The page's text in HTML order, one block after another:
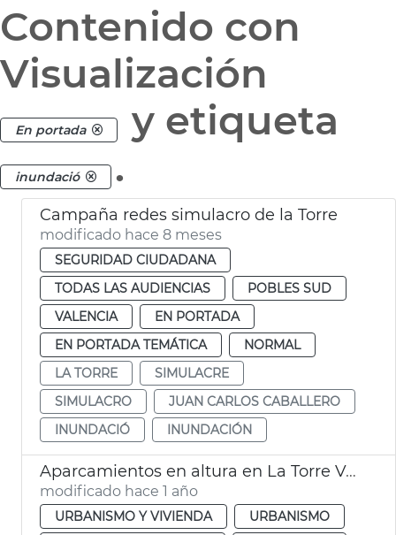
Contenido con
Visualización
En portada y etiqueta
inundació .
Campaña redes simulacro de la Torre
modificado hace 8 meses
SEGURIDAD CIUDADANA
TODAS LAS AUDIENCIAS
POBLES SUD
VALENCIA
EN PORTADA
EN PORTADA TEMÁTICA
NORMAL
LA TORRE
SIMULACRE
SIMULACRO
JUAN CARLOS CABALLERO
INUNDACIÓ
INUNDACIÓN
Aparcamientos en altura en La Torre València
modificado hace 1 año
URBANISMO Y VIVIENDA
URBANISMO